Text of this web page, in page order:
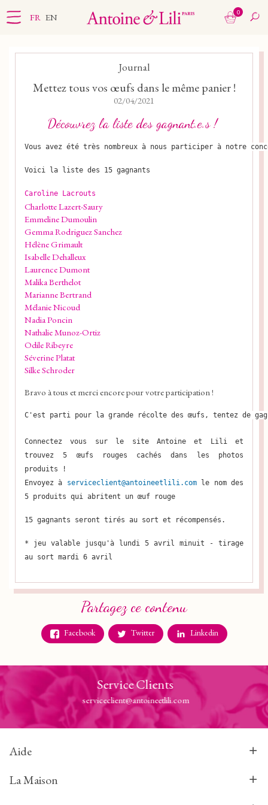
FR EN 0
Journal
Mettez tous vos œufs dans le même panier !
02/04/2021
Découvrez la liste des gagnant.e.s !
Vous avez été très nombreux à nous participer à notre
Voici la liste des 15 gagnants
Caroline Lacrouts
Charlotte Lazert-Saury
Emmeline Dumoulin
Gemma Rodriguez Sanchez
Hélène Grimault
Isabelle Dehalleux
Laurence Dumont
Malika Berthelot
Marianne Bertrand
Mélanie Nicoud
Nadia Poncin
Nathalie Munoz-Ortiz
Odile Ribeyre
Séverine Platat
Silke Schroder
Bravo à tous et merci encore pour votre participation !
C'est parti pour la grande récolte des œufs, tentez de
Connectez vous sur le site Antoine et Lili et
trouvez 5 œufs rouges cachés dans les photos
produits !
Envoyez à serviceclient@antoineetlili.comle nom des
5 produits qui abritent un œuf rouge
15 gagnants seront tirés au sort et récompensés.
* jeu valable jusqu'à lundi 5 avril minuit - tirage
au sort mardi 6 avril
Partagez ce contenu
Facebook Twitter Linkedin
Service Clients
serviceclient@antoineetlili.com
Aide
La Maison